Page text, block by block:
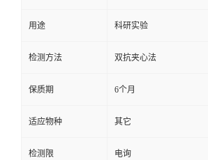
言
用途 科研实验
检测方法 双抗夹心法
保质期 6个月
适应物种 其它
检测限 电询